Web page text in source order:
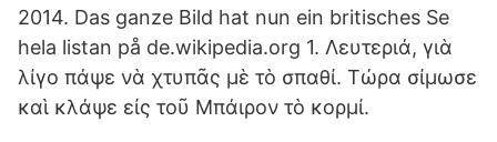
2014. Das ganze Bild hat nun ein britisches Se
hela listan på de.wikipedia.org 1. Λευτεριά, γιὰ
λίγο πάψε νὰ χτυπᾶς μὲ τὸ σπαθί. Τώρα σίμωσε
καὶ κλάψε εἰς τοῦ Μπάιρον τὸ κορμί.